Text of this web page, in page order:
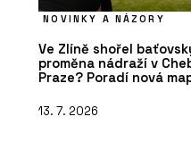
NOVINKY A NÁZORY
Ve Zlíně shořel
proměna nádraží v
Praze? Poradí nová
13. 7. 2026